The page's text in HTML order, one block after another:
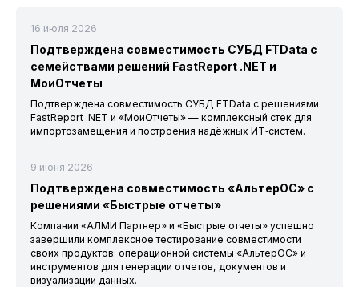
16 июля 2026
Подтверждена совместимость СУБД FTData с
семействами решений FastReport .NET и
МоиОтчеты
Подтверждена совместимость СУБД FTData с решениями
FastReport .NET и «МоиОтчеты» — комплексный стек для
импортозамещения и построения надёжных ИТ‑систем.
9 июня 2026
Подтверждена совместимость «АльтерОС» с
решениями «Быстрые отчеты»
Компании «АЛМИ Партнер» и «Быстрые отчеты» успешно
завершили комплексное тестирование совместимости
своих продуктов: операционной системы «АльтерОС» и
инструментов для генерации отчетов, документов и
визуализации данных.